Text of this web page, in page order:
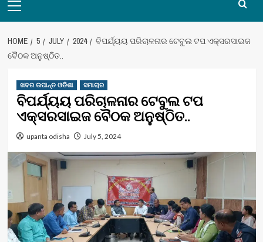
Menu
HOME 5 JULY 2024
ବିପର୍ଯ୍ୟୟ ପରିଚାଳନାର ଟେବୁଲ ଟପ ଏକ୍ସରସାଇଜ
ବୈଠକ ଅନୁଷ୍ଠିତ..
ଖବର ଉପାନ୍ତ ଓଡିଶା ସମାଚାର
ବିପର୍ଯ୍ୟୟ ପରିଚାଳନାର ଟେବୁଲ ଟପ
ଏକ୍ସରସାଇଜ ବୈଠକ ଅନୁଷ୍ଠିତ..
upanta odisha July 5, 2024